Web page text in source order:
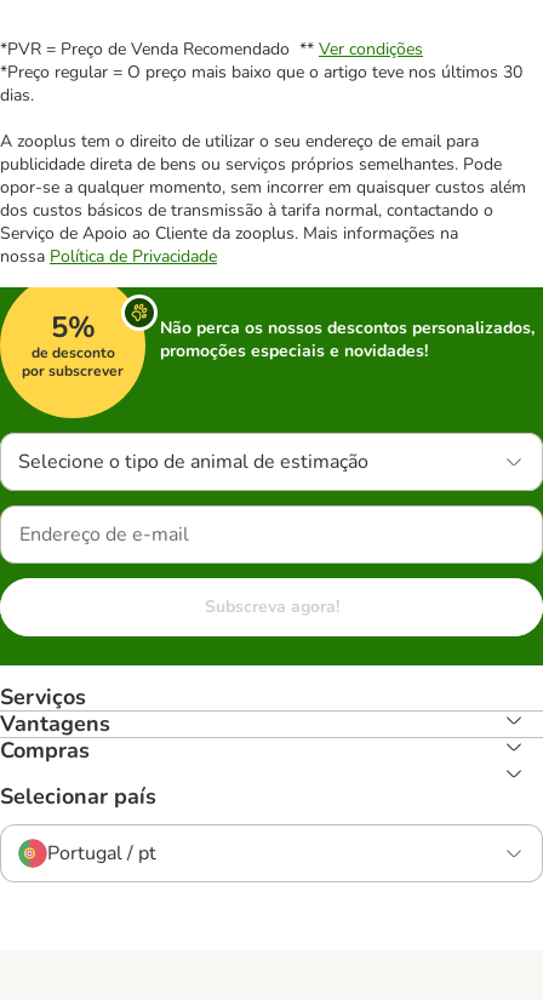
*PVR = Preço de Venda Recomendado ** Ver condições
*Preço regular = O preço mais baixo que o artigo teve nos últimos 30
dias.
A zooplus tem o direito de utilizar o seu endereço de email para
publicidade direta de bens ou serviços próprios semelhantes. Pode
opor-se a qualquer momento, sem incorrer em quaisquer custos além
dos custos básicos de transmissão à tarifa normal, contactando o
Serviço de Apoio ao Cliente da zooplus. Mais informações na
nossa Política de Privacidade
5%
de desconto
por subscrever
Não perca os nossos descontos personalizados,
promoções especiais e novidades!
Selecione o tipo de animal de estimação
Subscreva agora!
Serviços
Vantagens
Compras
Selecionar país
Portugal / pt